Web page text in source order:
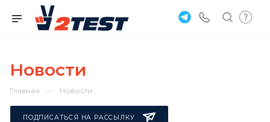
Новости
Главная — Новости
ПОДПИСАТЬСЯ НА РАССЫЛКУ